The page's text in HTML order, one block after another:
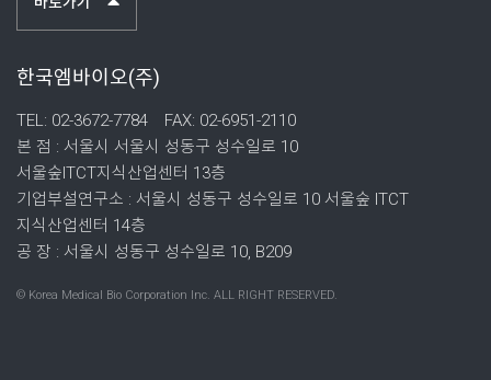
한국엠바이오(주)
TEL: 02-3672-7784
FAX: 02-6951-2110
본 점 : 서울시 서울시 성동구 성수일로 10
서울숲ITCT지식산업센터 13층
기업부설연구소 : 서울시 성동구 성수일로 10 서울숲 ITCT
지식산업센터 14층
공 장 : 서울시 성동구 성수일로 10, B209
© Korea Medical Bio Corporation Inc. ALL RIGHT RESERVED.